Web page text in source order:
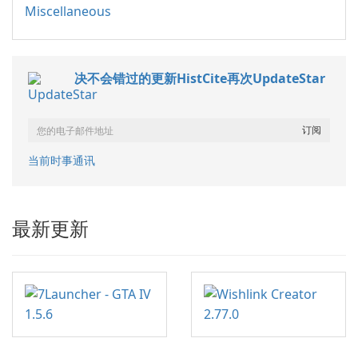
Miscellaneous
决不会错过的更新HistCite再次UpdateStar
当前时事通讯
最新更新